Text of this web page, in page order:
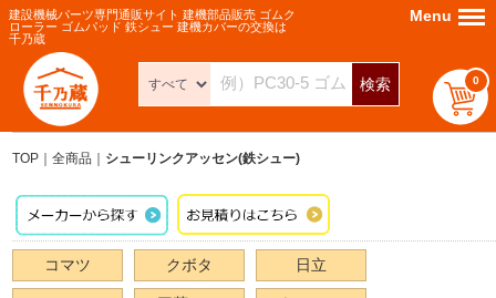
建設機械パーツ専門通販サイト 建機部品販売 ゴムク
ローラー ゴムパッド 鉄シュー 建機カバーの交換は
千乃蔵
検索 0
Menu Menu
TOP 全商品 シューリンクアッセン(鉄シュー)
コマツ クボタ 日立